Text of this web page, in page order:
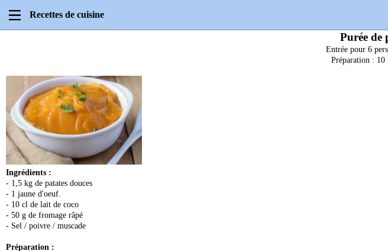
Recettes de cuisine
Purée de
Entrée pour 6
Préparation :
Ingrédients :
- 1,5 kg de patates douces
- 1 jaune d'oeuf.
- 10 cl de lait de coco
- 50 g de fromage râpé
- Sel / poivre / muscade
Préparation :